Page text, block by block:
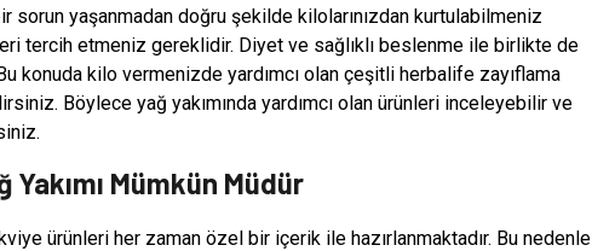
sorun yaşanmadan doğru şekilde kilolarınızdan kurtulabilmeniz
tercih etmeniz gereklidir. Diyet ve sağlıklı beslenme ile birlikte de
konuda kilo vermenizde yardımcı olan çeşitli herbalife zayıflama
Böylece yağ yakımında yardımcı olan ürünleri inceleyebilir ve
Mümkün Müdür
ürünleri her zaman özel bir içerik ile hazırlanmaktadır. Bu nedenle